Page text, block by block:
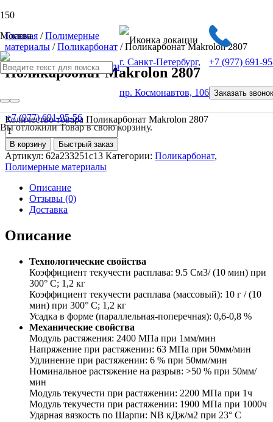
Москва
г. Санкт-Петербург,
пр. Космонавтов, 106
+7 (977) 691-
Заказать звонок
Вы отложилиТоварв свою корзину.
+7 (977) 691-95-56
Главная /Полимерные
материалы /Поликарбонат / Поликарбонат Makrolon 2807
Поликарбонат Makrolon 2807
от100
Количество товара Поликарбонат Makrolon 2807
В корзину Быстрый заказ
Артикул: 62a233251c13 Категории: Поликарбонат,
Полимерные материалы
Описание
Отзывы (0)
Доставка
Описание
Технологические свойства
Коэффициент текучести расплава: 9.5 См3/ (10 мин) при
300° С; 1,2 кг
Коэффициент текучести расплава (массовый): 10 г / (10
мин) при 300° С; 1,2 кг
Усадка в форме (параллельная-поперечная): 0,6-0,8 %
Механические свойства
Модуль растяжения: 2400 МПа при 1мм/мин
Напряжение при растяжении: 63 МПа при 50мм/мин
Удлинение при растяжении: 6 % при 50мм/мин
Номинальное растяжение на разрыв: >50 % при 50мм/
мин
Модуль текучести при растяжении: 2200 МПа при 1ч
Модуль текучести при растяжении: 1900 МПа при 1000ч
Ударная вязкость по Шарпи: NB кДж/м2 при 23° С